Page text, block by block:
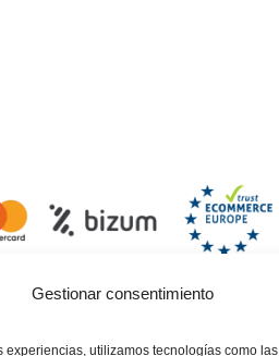
Gestionar consentimiento
experiencias, utilizamos tecnologías como